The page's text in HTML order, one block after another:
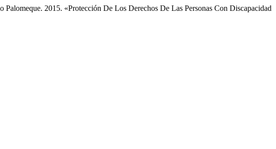
2015. «Protección De Los Derechos De Las Personas Con Discapacidad